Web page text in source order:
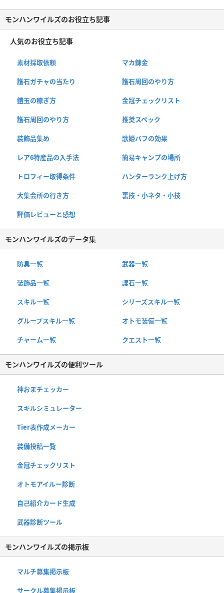
モンハンワイルズのお役立ち記事
人気のお役立ち記事
素材採取依頼 マカ錬金
護石ガチャの当たり 護石周回のやり方
鎧玉の稼ぎ方 金冠チェックリスト
護石周回のやり方 推奨スペック
装飾品集め 歌姫バフの効果
レア6特産品の入手法 簡易キャンプの場所
トロフィー取得条件 ハンターランク上げ方
大集会所の行き方 裏技・小ネタ・小技
評価レビューと感想
モンハンワイルズのデータ集
防具一覧 武器一覧
装飾品一覧 護石一覧
スキル一覧 シリーズスキル一覧
グループスキル一覧 オトモ装備一覧
チャーム一覧 クエスト一覧
モンハンワイルズの便利ツール
神おまチェッカー
スキルシミュレーター
Tier表作成メーカー
装備投稿一覧
金冠チェックリスト
オトモアイルー診断
自己紹介カード生成
武器診断ツール
モンハンワイルズの掲示板
マルチ募集掲示板
サークル募集掲示板